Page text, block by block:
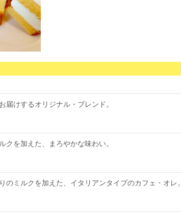
届けするオリジナル・ブレンド。
クを加えた、まろやかな味わい。
のミルクを加えた、イタリアンタイプのカフェ・オレ。